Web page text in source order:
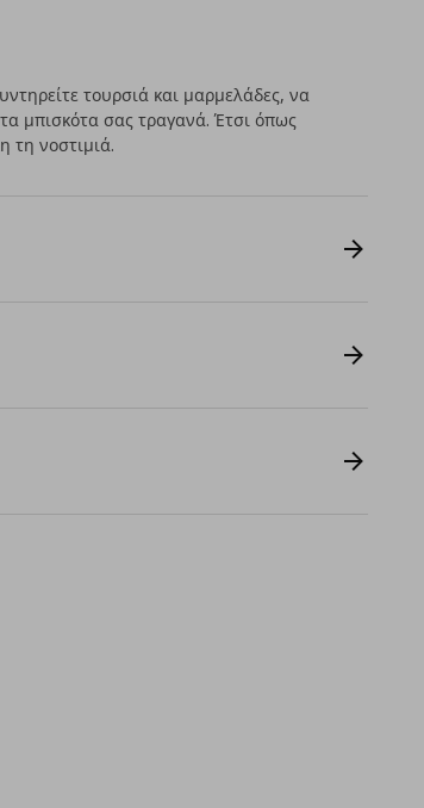
τουρσιά και μαρμελάδες, να
μπισκότα σας τραγανά. Έτσι όπως
τη νοστιμιά.